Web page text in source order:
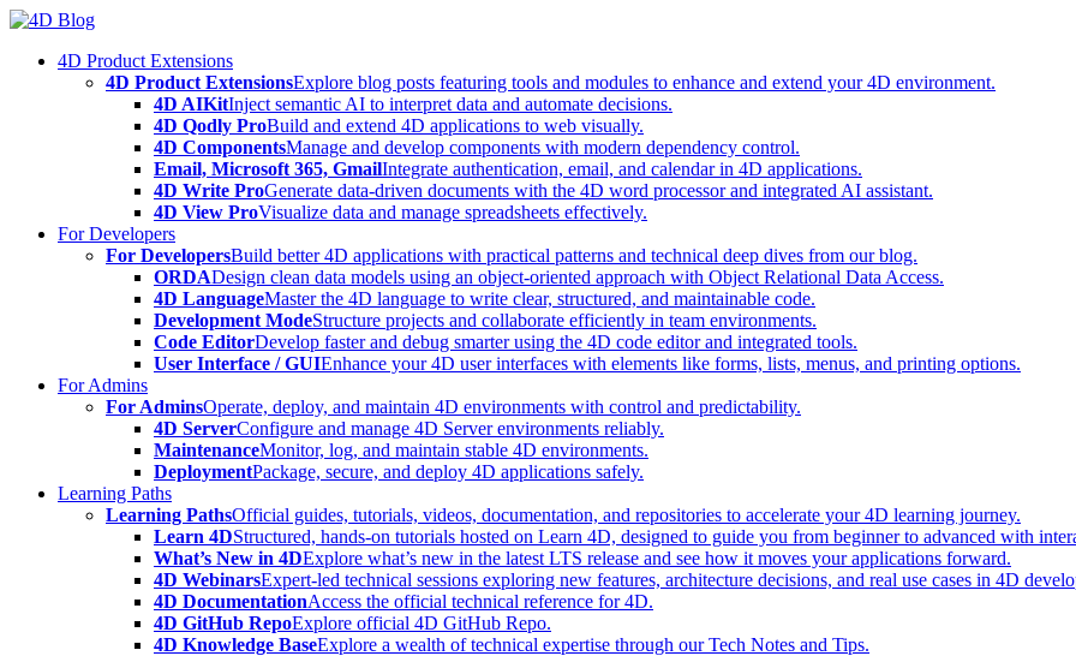
Skip
content4D Product Extensions
4D Product ExtensionsExplore blog posts featuring tools and modules to enhance and extend your 4D environment.
4D AIKitInject semantic AI to interpret data and automate decisions.
4D Qodly ProBuild and extend 4D applications to web visually.
4D ComponentsManage and develop components with modern dependency control.
Email, Microsoft 365, GmailIntegrate authentication, email, and calendar in 4D applications.
4D Write ProGenerate data-driven documents with the 4D word processor and integrated AI assistant.
4D View ProVisualize data and manage spreadsheets effectively.
For Developers
For DevelopersBuild better 4D applications with practical patterns and technical deep dives from our blog.
ORDADesign clean data models using an object-oriented approach with Object Relational Data Access.
4D LanguageMaster the 4D language to write clear, structured, and maintainable code.
Development ModeStructure projects and collaborate efficiently in team environments.
Code EditorDevelop faster and debug smarter using the 4D code editor and integrated tools.
User Interface / GUIEnhance your 4D user interfaces with elements like forms, lists, menus, and printing options.
For Admins
For AdminsOperate, deploy, and maintain 4D environments with control and predictability.
4D ServerConfigure and manage 4D Server environments reliably.
MaintenanceMonitor, log, and maintain stable 4D environments.
DeploymentPackage, secure, and deploy 4D applications safely.
Learning Paths
Learning PathsOfficial guides, tutorials, videos, documentation, and repositories to accelerate your 4D learning journey.
Learn 4DStructured, hands-on tutorials hosted on Learn 4D, designed to guide you from beginner to advanced with
What’s New in 4DExplore what’s new in the latest LTS release and see how it moves your applications forward.
4D WebinarsExpert-led technical sessions exploring new features, architecture decisions, and real use cases in 4D
4D DocumentationAccess the official technical reference for 4D.
4D GitHub RepoExplore official 4D GitHub Repo.
4D Knowledge BaseExplore a wealth of technical expertise through our Tech Notes and Tips.